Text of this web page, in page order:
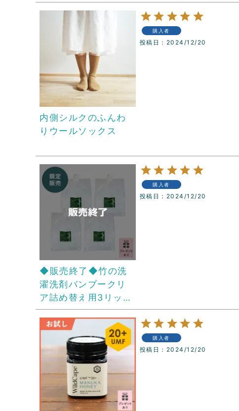
内側シルクのふんわ
りウールソックス
購入者
投稿日 2024/12/20
◆販売終了◆竹の洗
濯洗剤バンブークリ
ア詰め替え用3リット
ル 4パックセット
（透明ボトルプレゼ
ント付き）
購入者
投稿日 2024/12/20
購入者
投稿日 2024/12/20